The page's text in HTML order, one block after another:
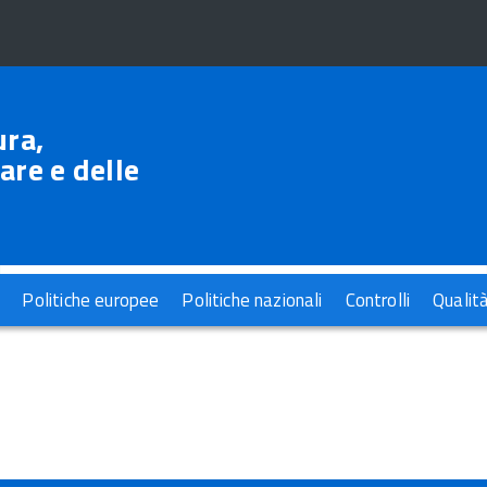
e delle
Politiche europee Politiche nazionali Controlli